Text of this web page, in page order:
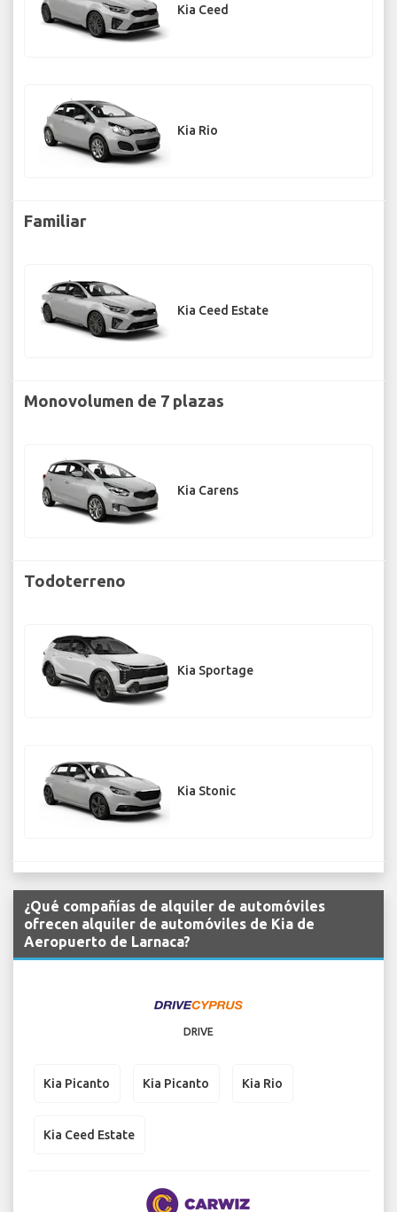
Kia Ceed
Kia Rio
Familiar
Kia Ceed Estate
Monovolumen de 7 plazas
Kia Carens
Todoterreno
Kia Sportage
Kia Stonic
¿Qué compañías de alquiler de automóviles
ofrecen alquiler de automóviles de Kia de
Aeropuerto de Larnaca?
DRIVE
Kia Picanto Kia Picanto Kia Rio
Kia Ceed Estate